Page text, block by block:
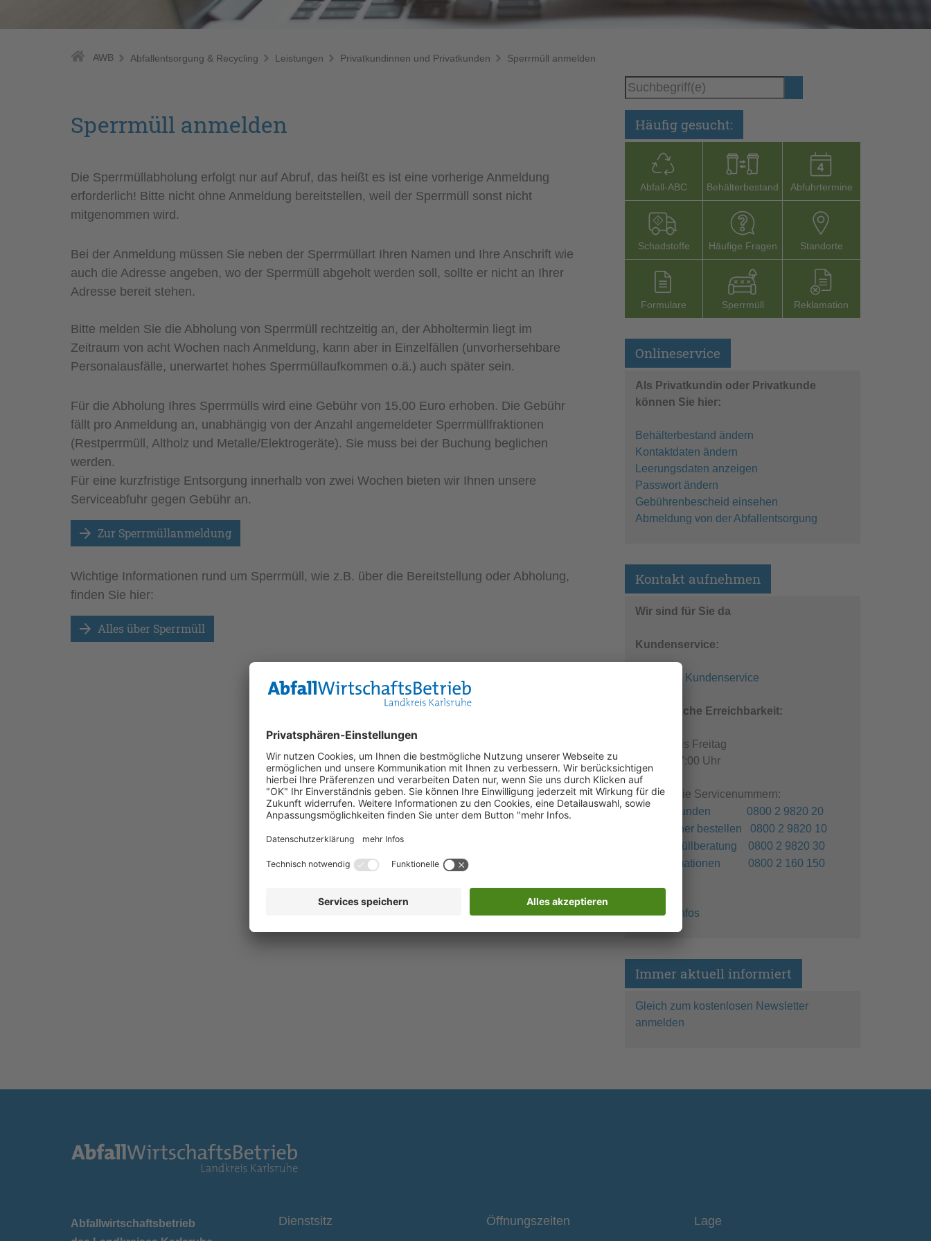
AWB Abfallentsorgung & Recycling Leistungen Privatkundinnen und Privatkunden Sperrmüll anmelden
Sperrmüll anmelden
Die Sperrmüllabholung erfolgt nur auf Abruf, das heißt es ist eine vorherige Anmeldung
erforderlich! Bitte nicht ohne Anmeldung bereitstellen, weil der Sperrmüll sonst nicht
mitgenommen wird.
Bei der Anmeldung müssen Sie neben der Sperrmüllart Ihren Namen und Ihre Anschrift wie
auch die Adresse angeben, wo der Sperrmüll abgeholt werden soll, sollte er nicht an Ihrer
Adresse bereit stehen.
Bitte melden Sie die Abholung von Sperrmüll rechtzeitig an, der Abholtermin liegt im
Zeitraum von acht Wochen nach Anmeldung, kann aber in Einzelfällen (unvorhersehbare
Personalausfälle, unerwartet hohes Sperrmüllaufkommen o.ä.) auch später sein.
Für die Abholung Ihres Sperrmülls wird eine Gebühr von 15,00 Euro erhoben. Die Gebühr
fällt pro Anmeldung an, unabhängig von der Anzahl angemeldeter Sperrmüllfraktionen
(Restperrmüll, Altholz und Metalle/Elektrogeräte). Sie muss bei der Buchung beglichen
werden.
Für eine kurzfristige Entsorgung innerhalb von zwei Wochen bieten wir Ihnen unsere
Serviceabfuhr gegen Gebühr an.
Zur Sperrmüllanmeldung
Wichtige Informationen rund um Sperrmüll, wie z.B. über die Bereitstellung oder Abholung,
finden Sie hier:
Alles über Sperrmüll
Häufig gesucht:
Abfall-­ABC Behälterbestand Abfuhrtermine
Schadstoffe Häufige Fragen Stand­orte
Formu­lare Sperr­müll Reklamation
Onlineservice
Als Privatkundin oder Privatkunde
können Sie hier:
Behälterbestand ändern
Kontaktdaten ändern
Leerungsdaten anzeigen
Passwort ändern
Gebührenbescheid einsehen
Abmeldung von der Abfallentsorgung
Kontakt aufnehmen
Wir sind für Sie da
Kundenservice:
E-Mail an Kundenservice
Telefonische Erreichbarkeit:
Montag bis Freitag
08:00 - 17:00 Uhr
Kostenfreie Servicenummern:
Privatkunden 0800 2 9820 20
Container bestellen 0800 2 9820 10
Sperrmüllberatung 0800 2 9820 30
Reklamationen 0800 2 160 150
Weitere Infos
Immer aktuell informiert
Gleich zum kostenlosen Newsletter
anmelden
Abfallwirtschaftsbetrieb
Dienstsitz Öffnungszeiten Lage